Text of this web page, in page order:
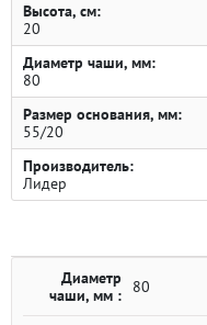
Высота, см:
20
Диаметр чаши, мм:
80
Размер основания, мм:
55/20
Производитель:
Лидер
Диаметр
чаши, мм :
80